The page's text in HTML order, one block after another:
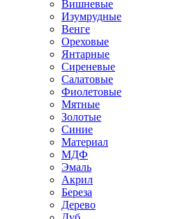
Вишневые
Изумрудные
Венге
Ореховые
Янтарные
Сиреневые
Салатовые
Фиолетовые
Мятные
Золотые
Синие
Материал
МДФ
Эмаль
Акрил
Береза
Дерево